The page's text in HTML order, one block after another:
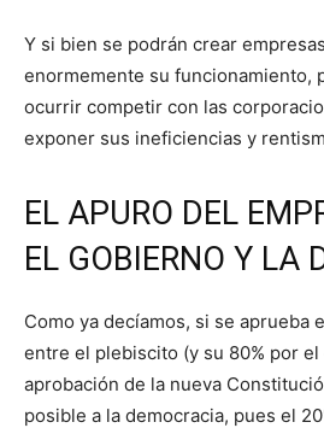
Y si bien se podrán crear
enormemente su funcionamiento,
ocurrir competir con las
exponer sus ineficiencias y
EL APURO DEL
EL GOBIERNO Y LA
Como ya decíamos, si se aprueba
entre el plebiscito (y su 80% por el
aprobación de la nueva
posible a la democracia, pues el